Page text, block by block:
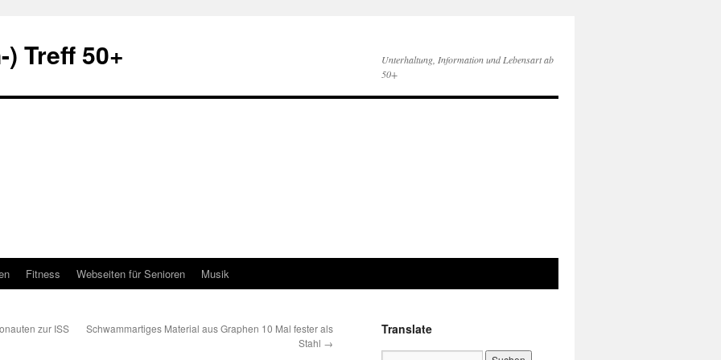
Treff 50+
Unterhaltung, Information und Lebensart ab
50+
Fitness Webseiten für Senioren Musik
zur ISS
Schwammartiges Material aus Graphen 10 Mal fester als
Stahl →
Translate